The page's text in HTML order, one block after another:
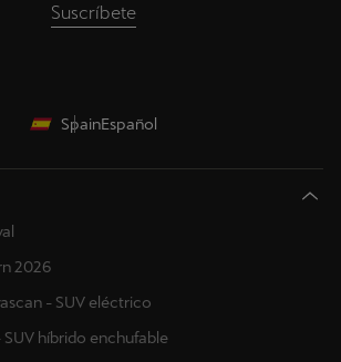
Suscríbete
SpainEspañol
2026
- SUV eléctrico
SUV híbrido enchufable